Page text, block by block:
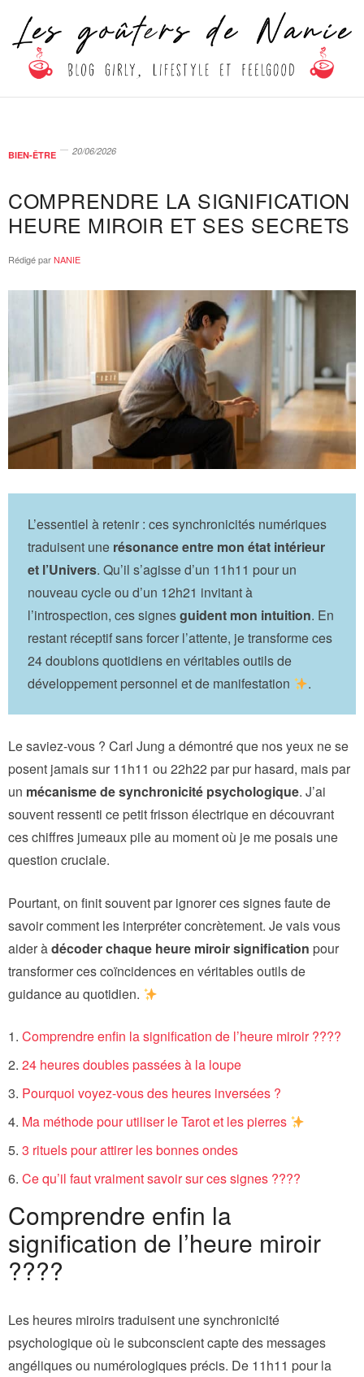
BIEN-ÊTRE 20/06/2026
COMPRENDRE LA SIGNIFICATION
HEURE MIROIR ET SES SECRETS
Rédigé parNANIE
L’essentiel à retenir : ces synchronicités numériques
traduisent une résonance entre mon état intérieur
et l’Univers. Qu’il s’agisse d’un 11h11 pour un
nouveau cycle ou d’un 12h21 invitant à
l’introspection, ces signesguident mon intuition. En
restant réceptif sans forcer l’attente, je transforme ces
24 doublons quotidiens en véritables outils de
développement personnel et de manifestation
.
Le saviez-vous ? Carl Jung a démontré que nos yeux ne se
posent jamais sur 11h11 ou 22h22 par pur hasard, mais par
un mécanisme de synchronicité psychologique. J’ai
souvent ressenti ce petit frisson électrique en découvrant
ces chiffres jumeaux pile au moment où je me posais une
question cruciale.
Pourtant, on finit souvent par ignorer ces signes faute de
savoir comment les interpréter concrètement. Je vais vous
aider àdécoder chaque heure miroir signification pour
transformer ces coïncidences en véritables outils de
guidance au quotidien.
Comprendre enfin la signification de l’heure miroir ????️
24 heures doubles passées à la loupe
Pourquoi voyez-vous des heures inversées ?
Ma méthode pour utiliser le Tarot et les pierres
3 rituels pour attirer les bonnes ondes
Ce qu’il faut vraiment savoir sur ces signes ????
Comprendre enfin la
signification de l’heure miroir
????️
Les heures miroirs traduisent une synchronicité
psychologique où le subconscient capte des messages
angéliques ou numérologiques précis. De 11h11 pour la